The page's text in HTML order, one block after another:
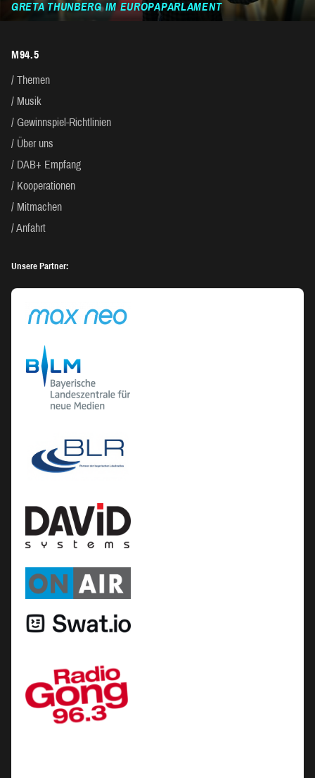
GRETA THUNBERG IM EUROPAPARLAMENT
M94.5
Themen
Musik
Gewinnspiel-Richtlinien
Über uns
DAB+ Empfang
Kooperationen
Mitmachen
Anfahrt
Unsere Partner: